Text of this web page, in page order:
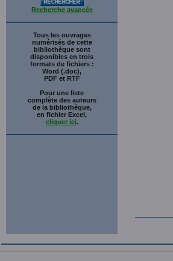
Recherche avancée
Tous les ouvrages
numérisés de cette
bibliothèque sont
disponibles en trois
formats de fichiers :
Word (.doc),
PDF et RTF
Pour une liste
complète des auteurs
de la bibliothèque,
en fichier Excel,
cliquer ici.